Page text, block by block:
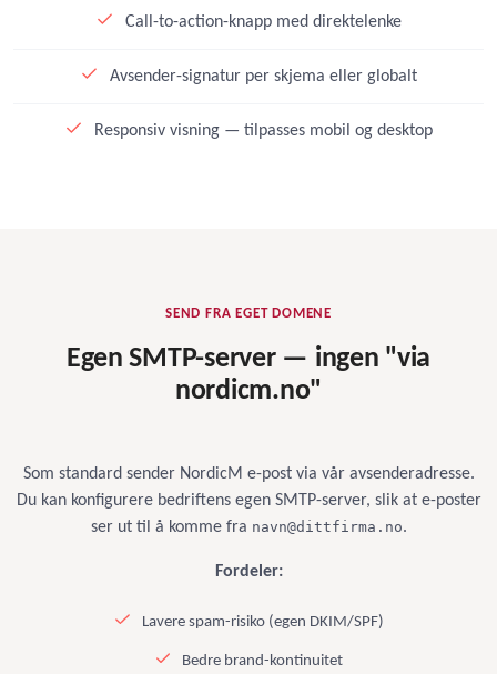
Call-to-action-knapp med direktelenke
Avsender-signatur per skjema eller globalt
Responsiv visning — tilpasses mobil og desktop
SEND FRA EGET DOMENE
Egen SMTP-server — ingen "via
nordicm.no"
Som standard sender NordicM e-post via vår avsenderadresse.
Du kan konfigurere bedriftens egen SMTP-server, slik at e-poster
ser ut til å komme fra navn@dittfirma.no.
Fordeler:
Lavere spam-risiko (egen DKIM/SPF)
Bedre brand-kontinuitet